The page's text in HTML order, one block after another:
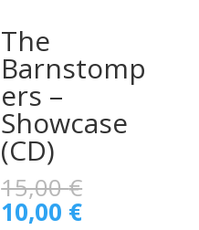
The
Barnstomp
ers –
Showcase
(CD)
15,00€
10,00 €Le